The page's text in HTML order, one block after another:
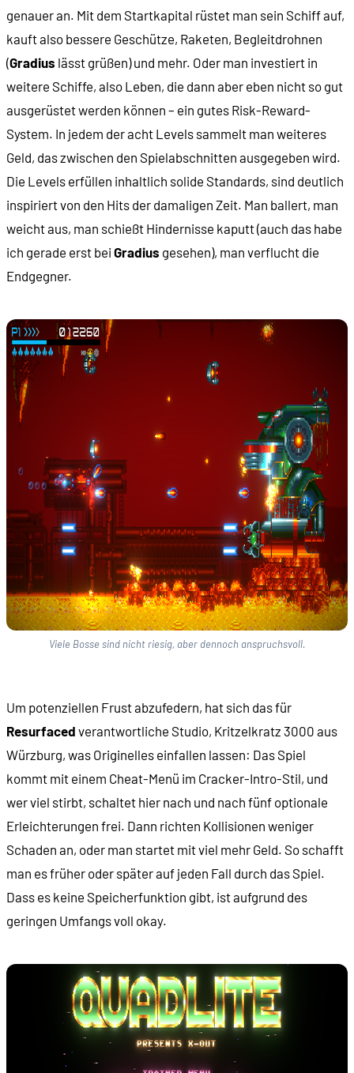
genauer an. Mit dem Startkapital rüstet man sein Schiff auf,
kauft also bessere Geschütze, Raketen, Begleitdrohnen
(Gradius lässt grüßen) und mehr. Oder man investiert in
weitere Schiffe, also Leben, die dann aber eben nicht so gut
ausgerüstet werden können – ein gutes Risk-Reward-
System. In jedem der acht Levels sammelt man weiteres
Geld, das zwischen den Spielabschnitten ausgegeben wird.
Die Levels erfüllen inhaltlich solide Standards, sind deutlich
inspiriert von den Hits der damaligen Zeit. Man ballert, man
weicht aus, man schießt Hindernisse kaputt (auch das habe
ich gerade erst bei Gradius gesehen), man verflucht die
Endgegner.
Viele Bosse sind nicht riesig, aber dennoch anspruchsvoll.
Um potenziellen Frust abzufedern, hat sich das für
Resurfaced verantwortliche Studio, Kritzelkratz 3000 aus
Würzburg, was Originelles einfallen lassen: Das Spiel
kommt mit einem Cheat-Menü im Cracker-Intro-Stil, und
wer viel stirbt, schaltet hier nach und nach fünf optionale
Erleichterungen frei. Dann richten Kollisionen weniger
Schaden an, oder man startet mit viel mehr Geld. So schafft
man es früher oder später auf jeden Fall durch das Spiel.
Dass es keine Speicherfunktion gibt, ist aufgrund des
geringen Umfangs voll okay.